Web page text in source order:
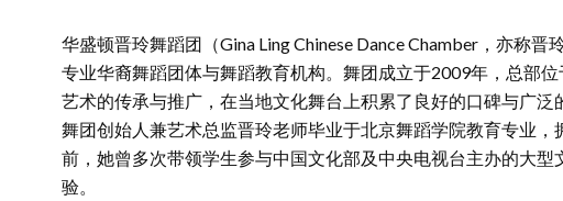
华盛顿晋玲舞蹈团（Gina Ling Chinese Dance Chamber，亦称
专业华裔舞蹈团体与舞蹈教育机构。舞团成立于2009年，总部
艺术的传承与推广，在当地文化舞台上积累了良好的口碑与广泛
舞团创始人兼艺术总监晋玲老师毕业于北京舞蹈学院教育专业
前，她曾多次带领学生参与中国文化部及中央电视台主办的大
验。